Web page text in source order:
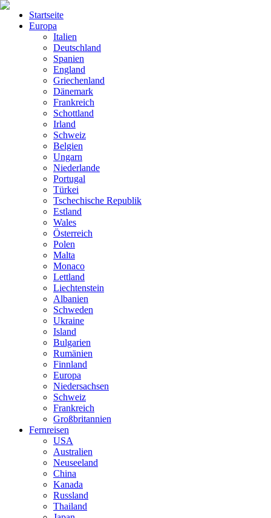
Startseite
Europa
Italien
Deutschland
Spanien
England
Griechenland
Dänemark
Frankreich
Schottland
Irland
Schweiz
Belgien
Ungarn
Niederlande
Portugal
Türkei
Tschechische Republik
Estland
Wales
Österreich
Polen
Malta
Monaco
Lettland
Liechtenstein
Albanien
Schweden
Ukraine
Island
Bulgarien
Rumänien
Finnland
Europa
Niedersachsen
Schweiz
Frankreich
Großbritannien
Fernreisen
USA
Australien
Neuseeland
China
Kanada
Russland
Thailand